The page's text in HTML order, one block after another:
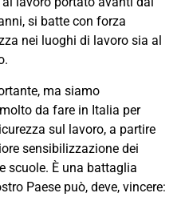
si batte con forza
nei luoghi di lavoro sia al
ma siamo
da fare in Italia per
sul lavoro, a partire
sensibilizzazione dei
scuole. È una battaglia
Paese può, deve, vincere: